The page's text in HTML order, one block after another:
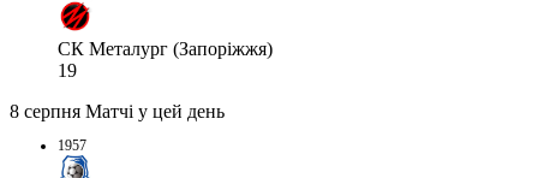
СК Металург (Запоріжжя)
19
8 серпня Матчі у цей день
1957